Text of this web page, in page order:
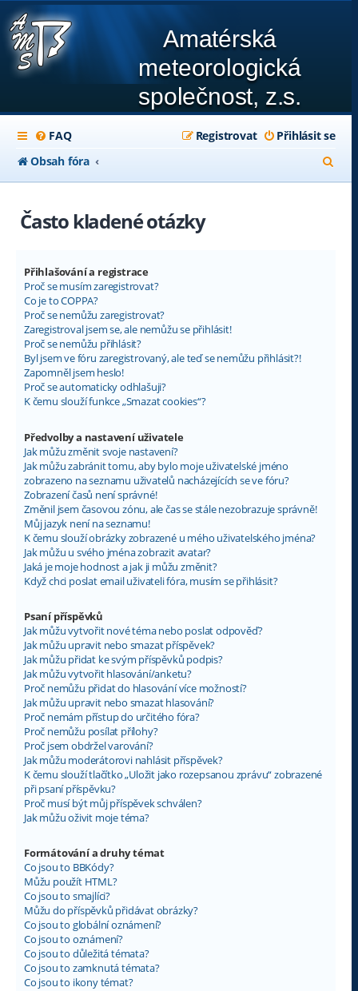
Amatérská
meteorologická
společnost, z.s.
FAQ Přihlásit se
Registrovat
Obsah fóra
l
Často kladené otázky
Přihlašování a registrace
Proč se musím zaregistrovat?
Co je to COPPA?
Proč se nemůžu zaregistrovat?
Zaregistroval jsem se, ale nemůžu se přihlásit!
Proč se nemůžu přihlásit?
Byl jsem ve fóru zaregistrovaný, ale teď se nemůžu přihlásit?!
Zapomněl jsem heslo!
Proč se automaticky odhlašuji?
K čemu slouží funkce „Smazat cookies“?
Předvolby a nastavení uživatele
Jak můžu změnit svoje nastavení?
Jak můžu zabránit tomu, aby bylo moje uživatelské jméno
zobrazeno na seznamu uživatelů nacházejících se ve fóru?
Zobrazení časů není správné!
Změnil jsem časovou zónu, ale čas se stále nezobrazuje správně!
Můj jazyk není na seznamu!
K čemu slouží obrázky zobrazené u mého uživatelského jména?
Jak můžu u svého jména zobrazit avatar?
Jaká je moje hodnost a jak ji můžu změnit?
Když chci poslat email uživateli fóra, musím se přihlásit?
Psaní příspěvků
Jak můžu vytvořit nové téma nebo poslat odpověď?
Jak můžu upravit nebo smazat příspěvek?
Jak můžu přidat ke svým příspěvků podpis?
Jak můžu vytvořit hlasování/anketu?
Proč nemůžu přidat do hlasování více možností?
Jak můžu upravit nebo smazat hlasování?
Proč nemám přístup do určitého fóra?
Proč nemůžu posílat přílohy?
Proč jsem obdržel varování?
Jak můžu moderátorovi nahlásit příspěvek?
K čemu slouží tlačítko „Uložit jako rozepsanou zprávu“ zobrazené
při psaní příspěvku?
Proč musí být můj příspěvek schválen?
Jak můžu oživit moje téma?
Formátování a druhy témat
Co jsou to BBKódy?
Můžu použít HTML?
Co jsou to smajlíci?
Můžu do příspěvků přidávat obrázky?
Co jsou to globální oznámení?
Co jsou to oznámení?
Co jsou to důležitá témata?
Co jsou to zamknutá témata?
Co jsou to ikony témat?